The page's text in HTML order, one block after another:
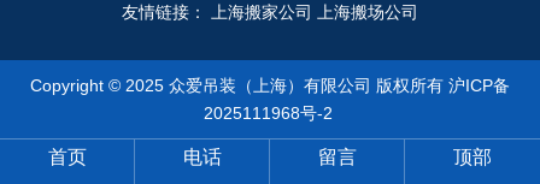
友情链接： 上海搬家公司 上海搬场公司
Copyright © 2025 众爱吊装（上海）有限公司 版权所有 沪ICP备
2025111968号-2
首页 电话 留言 顶部